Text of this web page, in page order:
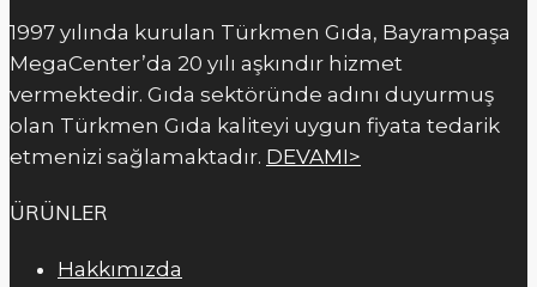
1997 yılında kurulan Türkmen Gıda, Bayrampaşa
MegaCenter’da 20 yılı aşkındır hizmet
vermektedir. Gıda sektöründe adını duyurmuş
olan Türkmen Gıda kaliteyi uygun fiyata tedarik
etmenizi sağlamaktadır. DEVAMI>
ÜRÜNLER
Hakkımızda